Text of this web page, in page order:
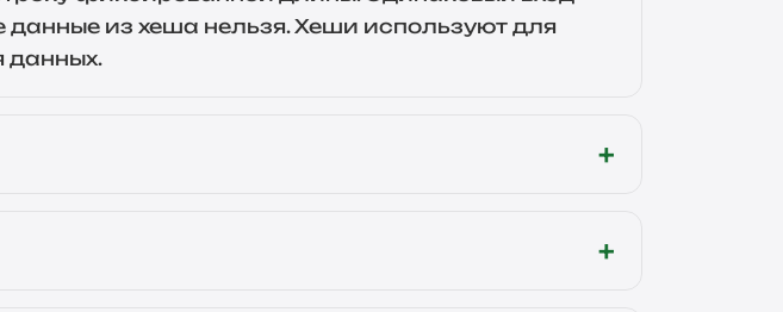
данные из хеша нельзя. Хеши используют для
данных.